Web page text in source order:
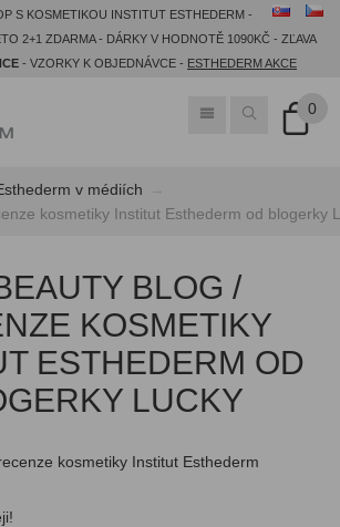
S KOSMETIKOU INSTITUT ESTHEDERM -
2+1 ZDARMA - DÁRKY V HODNOTĚ 1090KČ - ZĽAVA
- VZORKY K OBJEDNÁVCE - ESTHEDERM AKCE
0
v médiích
kosmetiky Institut Esthederm od blogerky
BLOG /
KOSMETIKY
ESTHEDERM OD
LUCKY